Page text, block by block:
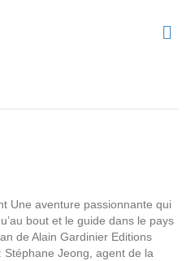
Une aventure passionnante qui
bout et le guide dans le pays
de Alain Gardinier Editions
Stéphane Jeong, agent de la